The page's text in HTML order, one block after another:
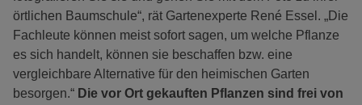
örtlichen Baumschule“, rät Gartenexperte René Essel. „Die
Fachleute können meist sofort sagen, um welche Pflanze
es sich handelt, können sie beschaffen bzw. eine
vergleichbare Alternative für den heimischen Garten
besorgen.“ Die vor Ort gekauften Pflanzen sind frei von